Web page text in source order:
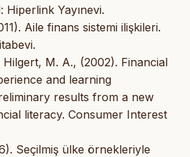
Hiperlink Yayınevi.
Aile finans sistemi ilişkileri.
M. A., (2002). Financial
and learning
results from a new
literacy. Consumer Interest
Seçilmiş ülke örnekleriyle